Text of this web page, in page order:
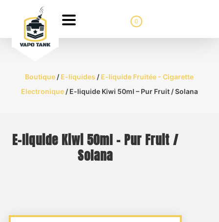
0
Boutique / E-liquides / E-liquide Fruitée - Cigarette
Electronique/ E-liquide Kiwi 50ml – Pur Fruit / Solana
E-liquide Kiwi 50ml – Pur Fruit /
Solana